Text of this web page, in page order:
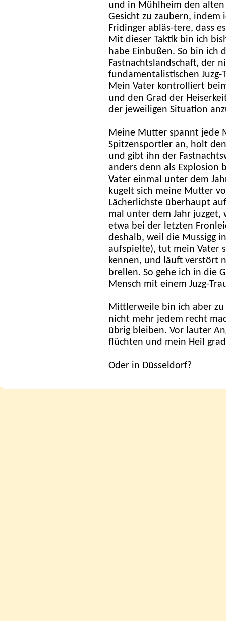
und in Mühlheim den
Gesicht zu zaubern,
Fridinger abläs-tere, dass
Mit dieser Taktik bin ich
habe Einbußen. So bin ich
Fastnachtslandschaft, der
fundamentalistischen
Mein Vater kontrolliert
und den Grad der
der jeweiligen Situation
Meine Mutter spannt jede
Spitzensportler an, holt
und gibt ihn der
anders denn als Explosion
Vater einmal unter dem
kugelt sich meine Mutter
Lächerlichste überhaupt
mal unter dem Jahr juzget,
etwa bei der letzten
deshalb, weil die Mussigg
aufspielte), tut mein Vater
kennen, und läuft verstört
brellen. So gehe ich in die
Mensch mit einem Juzg-
Mittlerweile bin ich aber
nicht mehr jedem recht
übrig bleiben. Vor lauter
flüchten und mein Heil
Oder in Düsseldorf?